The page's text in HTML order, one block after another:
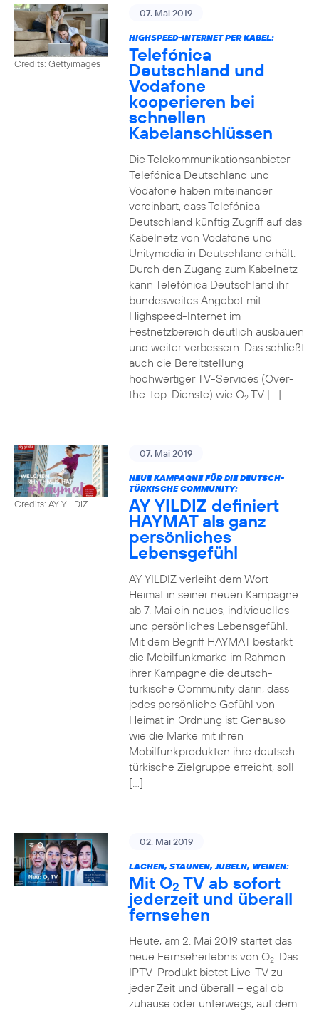
Credits: Gettyimages
07. Mai 2019
HIGHSPEED-INTERNET PER KABEL:
Telefónica
Deutschland und
Vodafone
kooperieren bei
schnellen
Kabelanschlüssen
Die Telekommunikationsanbieter
Telefónica Deutschland und
Vodafone haben miteinander
vereinbart, dass Telefónica
Deutschland künftig Zugriff auf das
Kabelnetz von Vodafone und
Unitymedia in Deutschland erhält.
Durch den Zugang zum Kabelnetz
kann Telefónica Deutschland ihr
bundesweites Angebot mit
Highspeed-Internet im
Festnetzbereich deutlich ausbauen
und weiter verbessern. Das schließt
auch die Bereitstellung
hochwertiger TV-Services (Over-
the-top-Dienste) wie O2TV […]
Credits: AY YILDIZ
07. Mai 2019
NEUE KAMPAGNE FÜR DIE DEUTSCH-
TÜRKISCHE COMMUNITY:
AY YILDIZ definiert
HAYMAT als ganz
persönliches
Lebensgefühl
AY YILDIZ verleiht dem Wort
Heimat in seiner neuen Kampagne
ab 7. Mai ein neues, individuelles
und persönliches Lebensgefühl.
Mit dem Begriff HAYMAT bestärkt
die Mobilfunkmarke im Rahmen
ihrer Kampagne die deutsch-
türkische Community darin, dass
jedes persönliche Gefühl von
Heimat in Ordnung ist: Genauso
wie die Marke mit ihren
Mobilfunkprodukten ihre deutsch-
türkische Zielgruppe erreicht, soll
[…]
02. Mai 2019
LACHEN, STAUNEN, JUBELN, WEINEN:
Mit O2 TV ab sofort
jederzeit und überall
fernsehen
Heute, am 2. Mai 2019 startet das
neue Fernseherlebnis von O2: Das
IPTV-Produkt bietet Live-TV zu
jeder Zeit und überall – egal ob
zuhause oder unterwegs, auf dem